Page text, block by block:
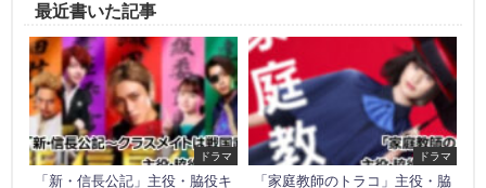
最近書いた記事
ドラマ
「新・信長公記」主役・脇役キ
ドラマ
「家庭教師のトラコ」主役・脇